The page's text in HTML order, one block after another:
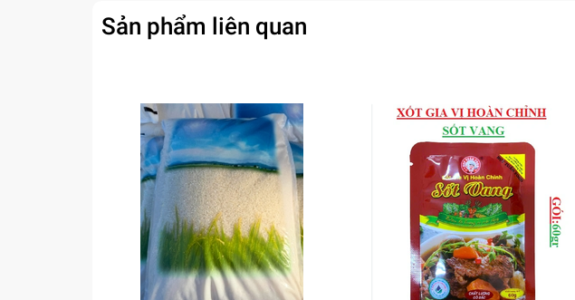
Sản phẩm liên quan